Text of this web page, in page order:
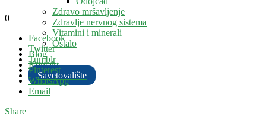
Zdravo mršavljenje
Zdravlje nervnog sistema
Vitamini i minerali
Ostalo
Blog
Kontakt
Savetovalište
0
Facebook
Twitter
Tumblr
Pinterest
WhatsApp
Email
Share